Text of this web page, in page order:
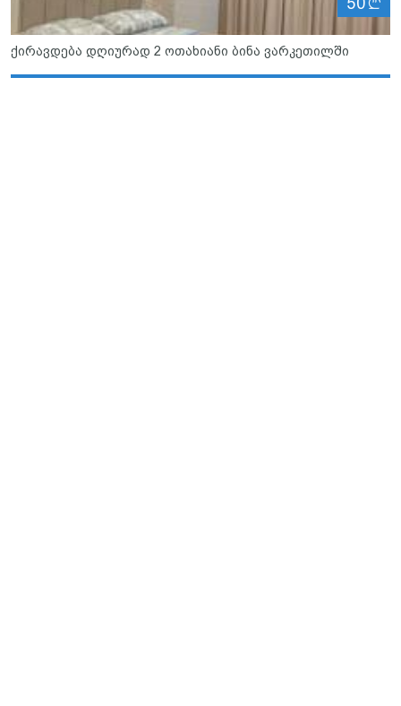
50
ქირავდება დღიურად 2 ოთახიანი ბინა ვარკეთილში